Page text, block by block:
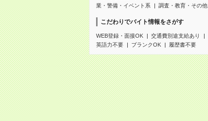
業・警備・イベント系
調査・教育・その他
こだわりでバイト情報をさがす
WEB登録・面接OK
交通費別途支給あり
英語力不要
ブランクOK 履歴書不要